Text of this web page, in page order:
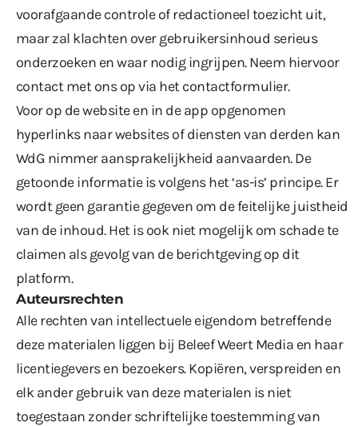
voorafgaande controle of redactioneel toezicht uit,
maar zal klachten over gebruikersinhoud serieus
onderzoeken en waar nodig ingrijpen. Neem hiervoor
contact met ons op via het contactformulier.
Voor op de website en in de app opgenomen
hyperlinks naar websites of diensten van derden kan
WdG nimmer aansprakelijkheid aanvaarden. De
getoonde informatie is volgens het ‘as-is’ principe. Er
wordt geen garantie gegeven om de feitelijke juistheid
van de inhoud. Het is ook niet mogelijk om schade te
claimen als gevolg van de berichtgeving op dit
platform.
Auteursrechten
Alle rechten van intellectuele eigendom betreffende
deze materialen liggen bij Beleef Weert Media en haar
licentiegevers en bezoekers. Kopiëren, verspreiden en
elk ander gebruik van deze materialen is niet
toegestaan zonder schriftelijke toestemming van